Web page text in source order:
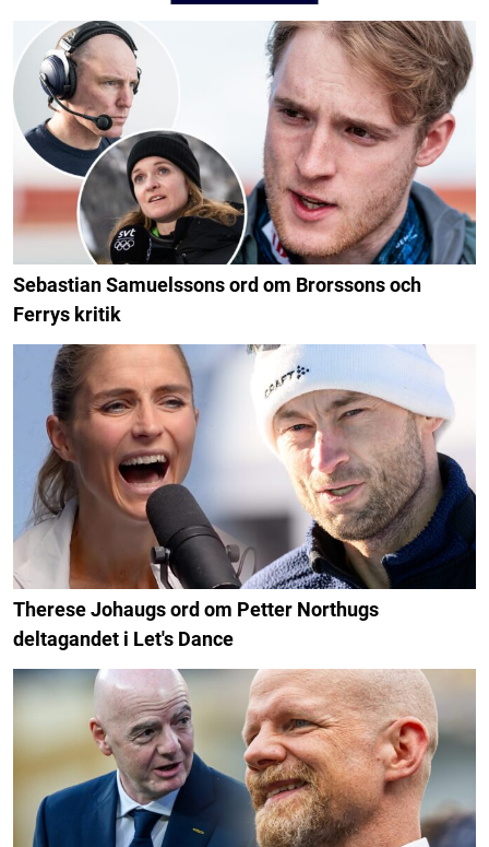
Sebastian Samuelssons ord om Brorssons och
Ferrys kritik
Therese Johaugs ord om Petter Northugs
deltagandet i Let's Dance